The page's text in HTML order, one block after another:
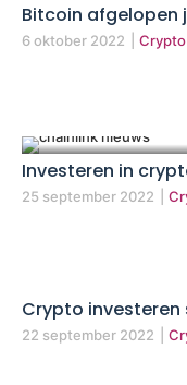
Bitcoin afgelopen
6 oktober 2022 Crypto
Investeren in
25 september 2022
Crypto
22 september 2022